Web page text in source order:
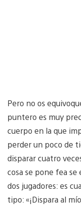
Pero no os
puntero es muy
cuerpo en la que
perder un poco de
disparar cuatro
cosa se pone fea se
dos jugadores: es
tipo: «¡Dispara al